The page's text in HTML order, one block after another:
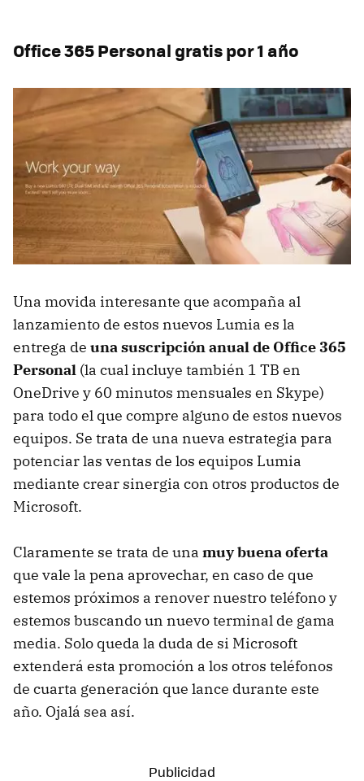
Office 365 Personal gratis por 1 año
Una movida interesante que acompaña al
lanzamiento de estos nuevos Lumia es la
entrega de una suscripción anual de Office 365
Personal (la cual incluye también 1 TB en
OneDrive y 60 minutos mensuales en Skype)
para todo el que compre alguno de estos nuevos
equipos. Se trata de una nueva estrategia para
potenciar las ventas de los equipos Lumia
mediante crear sinergia con otros productos de
Microsoft.
Claramente se trata de una muy buena oferta
que vale la pena aprovechar, en caso de que
estemos próximos a renover nuestro teléfono y
estemos buscando un nuevo terminal de gama
media. Solo queda la duda de si Microsoft
extenderá esta promoción a los otros teléfonos
de cuarta generación que lance durante este
año. Ojalá sea así.